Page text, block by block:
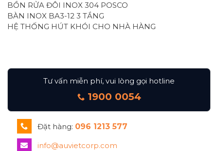
BỒN RỬA ĐÔI INOX 304 POSCO
BÀN INOX BA3-12 3 TẦNG
HỆ THỐNG HÚT KHÓI CHO NHÀ HÀNG
Tư vấn miễn phí, vui lòng gọi hotline
1900 0054
Đặt hàng: 096 1213 577
info@auvietcorp.com